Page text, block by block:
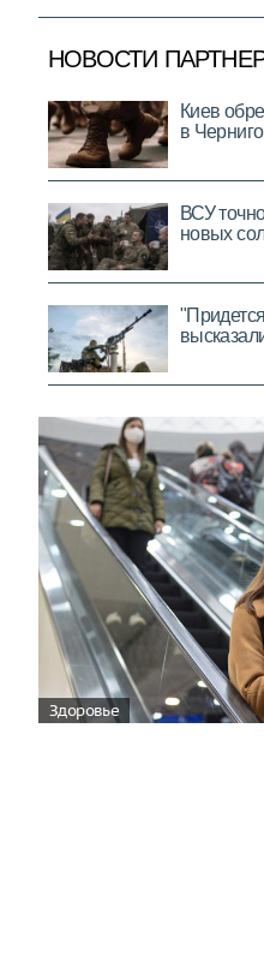
Здоровье